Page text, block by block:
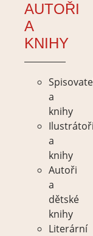
AUTOŘI
A
KNIHY
a
knihy
Ilustrátoři
a
knihy
Autoři
a
dětské
knihy
Literární